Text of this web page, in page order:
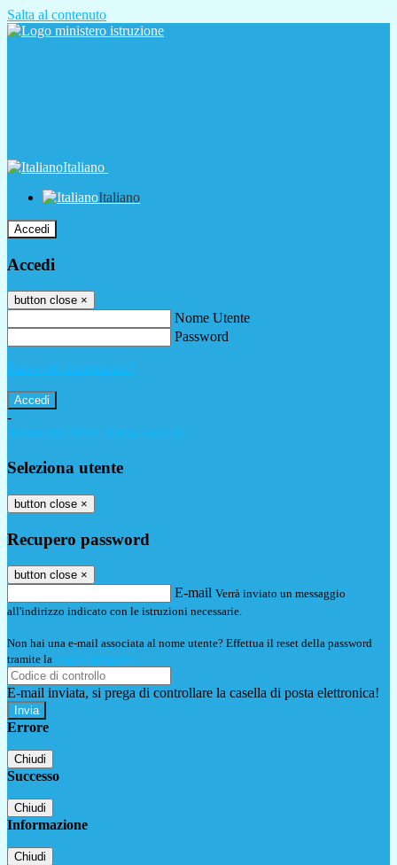
Salta al contenuto
Italiano
Italiano
Accedi
Accedi
button close ×
Nome Utente
Password
Password dimenticata?
-
Entra con SPID
Entra con CIE
Seleziona utente
button close ×
Recupero password
button close ×
E-mail Verrà inviato un messaggio
all'indirizzo indicato con le istruzioni necessarie.
Non hai una e-mail associata al nome utente? Effettua il reset della password
tramite la Login Spaggiari
E-mail inviata, si prega di controllare la casella di posta elettronica!
Errore
Chiudi
Successo
Chiudi
Informazione
Chiudi